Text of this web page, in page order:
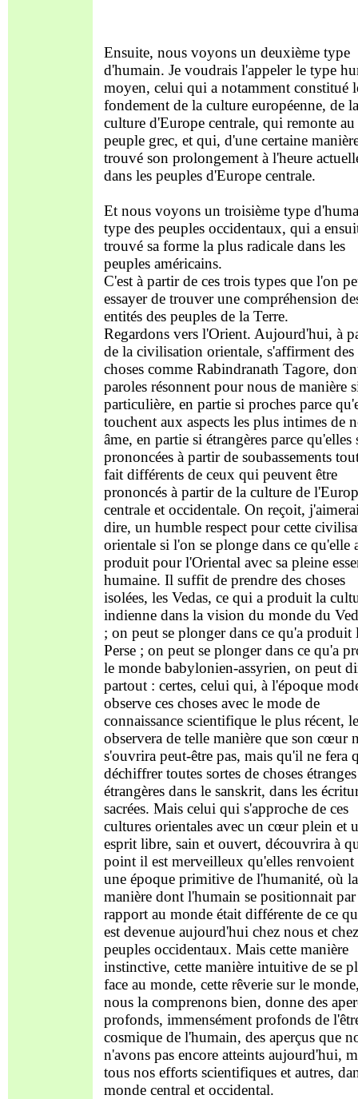
Ensuite, nous voyons un deuxième type
d'humain. Je voudrais l'appeler le type
moyen, celui qui a notamment constitué
fondement de la culture européenne, de la
culture d'Europe centrale, qui remonte au
peuple grec, et qui, d'une certaine
trouvé son prolongement à l'heure
dans les peuples d'Europe centrale.
Et nous voyons un troisième type
type des peuples occidentaux, qui a
trouvé sa forme la plus radicale dans les
peuples américains.
C'est à partir de ces trois types que l'on
essayer de trouver une compréhension
entités des peuples de la Terre.
Regardons vers l'Orient. Aujourd'hui, à
de la civilisation orientale, s'affirment des
choses comme Rabindranath Tagore,
paroles résonnent pour nous de manière
particulière, en partie si proches parce
touchent aux aspects les plus intimes de
âme, en partie si étrangères parce qu'elles
prononcées à partir de soubassements
fait différents de ceux qui peuvent être
prononcés à partir de la culture de
centrale et occidentale. On reçoit,
dire, un humble respect pour cette
orientale si l'on se plonge dans ce qu'elle
produit pour l'Oriental avec sa pleine
humaine. Il suffit de prendre des choses
isolées, les Vedas, ce qui a produit la
indienne dans la vision du monde du
; on peut se plonger dans ce qu'a produit
Perse ; on peut se plonger dans ce qu'a
le monde babylonien-assyrien, on peut
partout : certes, celui qui, à l'époque
observe ces choses avec le mode de
connaissance scientifique le plus récent,
observera de telle manière que son cœur
s'ouvrira peut-être pas, mais qu'il ne fera
déchiffrer toutes sortes de choses
étrangères dans le sanskrit, dans les
sacrées. Mais celui qui s'approche de ces
cultures orientales avec un cœur plein et
esprit libre, sain et ouvert, découvrira à
point il est merveilleux qu'elles renvoient
une époque primitive de l'humanité, où la
manière dont l'humain se positionnait par
rapport au monde était différente de ce
est devenue aujourd'hui chez nous et
peuples occidentaux. Mais cette manière
instinctive, cette manière intuitive de se
face au monde, cette rêverie sur le
nous la comprenons bien, donne des
profonds, immensément profonds de
cosmique de l'humain, des aperçus que
n'avons pas encore atteints aujourd'hui,
tous nos efforts scientifiques et autres,
monde central et occidental.